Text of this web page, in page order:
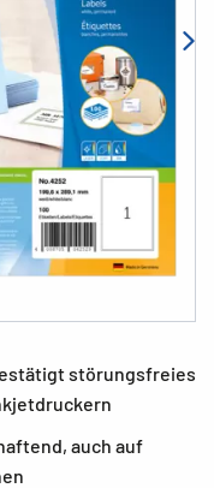
störungsfreies
auch auf